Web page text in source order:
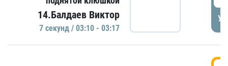
14.Балдаев Виктор
7 секунд / 03:10 - 03:17